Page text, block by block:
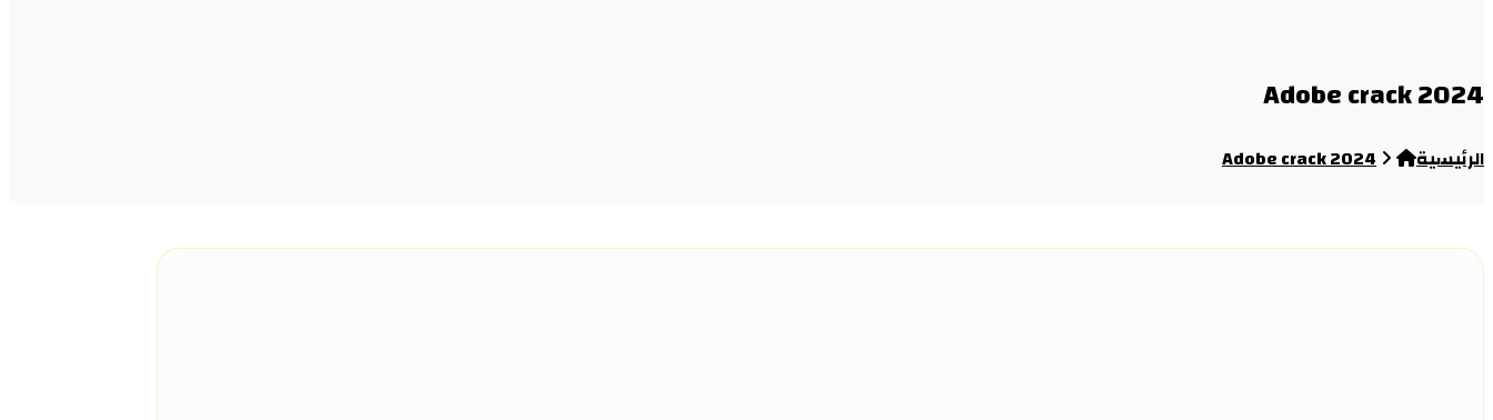
Adobe crack 2024
الرئيسية Adobe crack 2024